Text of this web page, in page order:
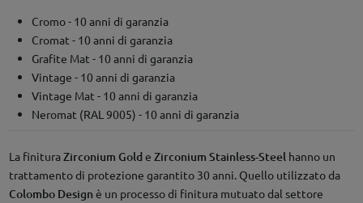
Cromo - 10 anni di garanzia
Cromat - 10 anni di garanzia
Grafite Mat - 10 anni di garanzia
Vintage - 10 anni di garanzia
Vintage Mat - 10 anni di garanzia
Neromat (RAL 9005) - 10 anni di garanzia
La finituraZirconium Golde Zirconium Stainless-Steel hanno un
trattamento di protezione garantito 30 anni. Quello utilizzato da
Colombo Design è un processo di finitura mutuato dal settore